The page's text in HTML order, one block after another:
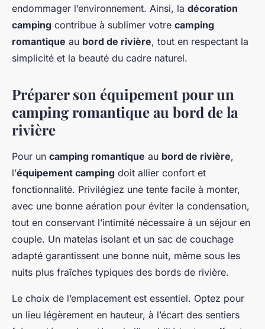
endommager l’environnement. Ainsi, la décoration
camping contribue à sublimer votre camping
romantique au bord de rivière, tout en respectant la
simplicité et la beauté du cadre naturel.
Préparer son équipement pour un
camping romantique au bord de la
rivière
Pour un camping romantique au bord de rivière,
l’équipement camping doit allier confort et
fonctionnalité. Privilégiez une tente facile à monter,
avec une bonne aération pour éviter la condensation,
tout en conservant l’intimité nécessaire à un séjour en
couple. Un matelas isolant et un sac de couchage
adapté garantissent une bonne nuit, même sous les
nuits plus fraîches typiques des bords de rivière.
Le choix de l’emplacement est essentiel. Optez pour
un lieu légèrement en hauteur, à l’écart des sentiers